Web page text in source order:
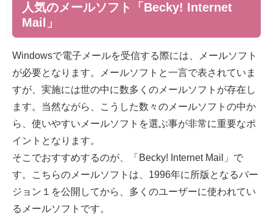
人気のメールソフト「Becky! Internet
Mail」
Windowsで電子メールを受信する際には、メールソフト
が必要となります。メールソフトと一言で表されていま
すが、実施には世の中に数多くのメールソフトが存在し
ます。当然ながら、こうした数々のメールソフトの中か
ら、使いやすいメールソフトを選ぶ事が非常に重要なポ
イントとなります。
そこでおすすめするのが、「Becky! Internet Mail」で
す。こちらのメールソフトは、1996年に所版となるバー
ジョン１を公開してから、多くのユーザーに使われてい
るメールソフトです。